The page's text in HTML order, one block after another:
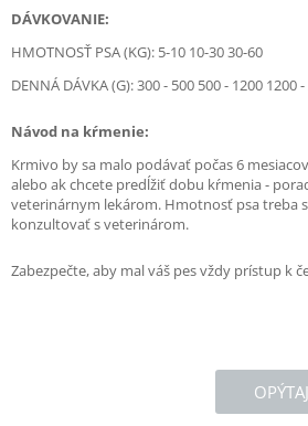
DÁVKOVANIE:
HMOTNOSŤ PSA (KG): 5-10 10-30 30-60
DENNÁ DÁVKA (G): 300 - 500 500 - 1200 1200
Návod na kŕmenie:
Krmivo by sa malo podávať počas 6
alebo ak chcete predĺžiť dobu kŕmenia -
veterinárnym lekárom. Hmotnosť psa treba
konzultovať s veterinárom.
Zabezpečte, aby mal váš pes vždy prístup k